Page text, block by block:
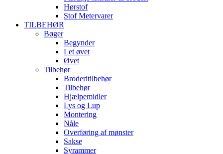
Hørstof
Stof Metervarer
TILBEHØR
Bøger
Begynder
Let øvet
Øvet
Tilbehør
Broderitilbehør
Tilbehør
Hjælpemidler
Lys og Lup
Montering
Nåle
Overføring af mønster
Sakse
Syrammer